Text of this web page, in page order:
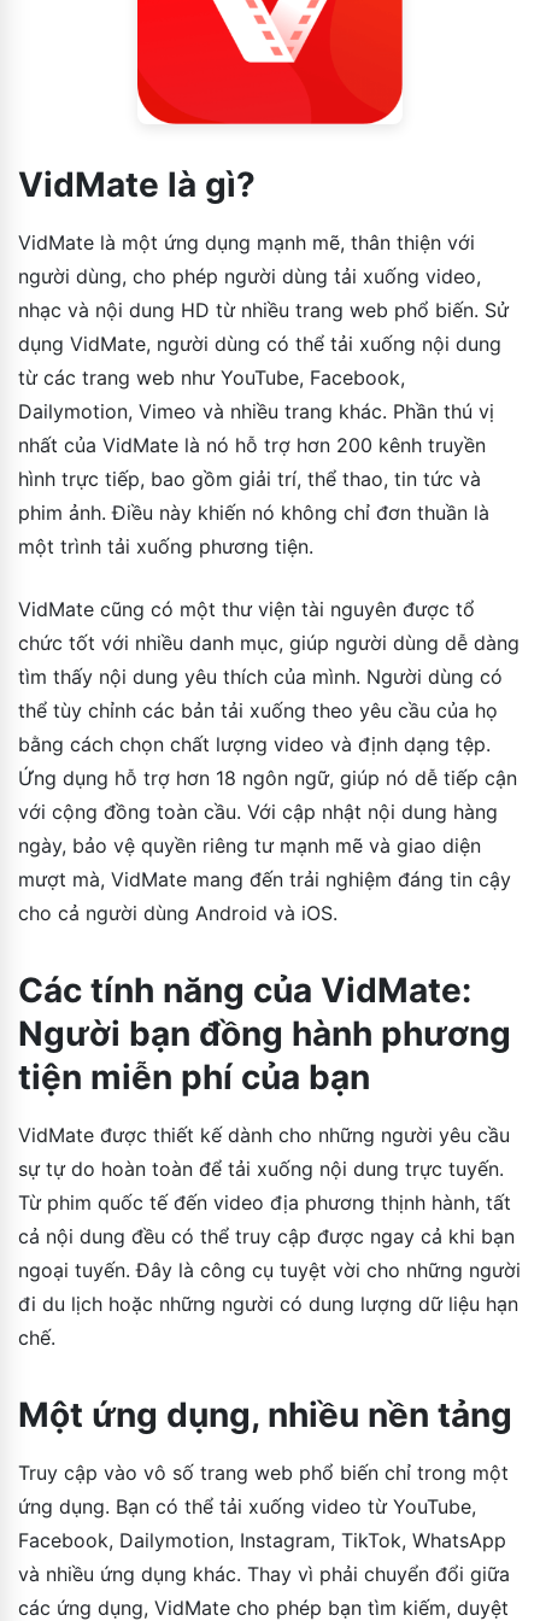
VidMate là gì?
VidMate là một ứng dụng mạnh mẽ, thân thiện với
người dùng, cho phép người dùng tải xuống video,
nhạc và nội dung HD từ nhiều trang web phổ biến. Sử
dụng VidMate, người dùng có thể tải xuống nội dung
từ các trang web như YouTube, Facebook,
Dailymotion, Vimeo và nhiều trang khác. Phần thú vị
nhất của VidMate là nó hỗ trợ hơn 200 kênh truyền
hình trực tiếp, bao gồm giải trí, thể thao, tin tức và
phim ảnh. Điều này khiến nó không chỉ đơn thuần là
một trình tải xuống phương tiện.
VidMate cũng có một thư viện tài nguyên được tổ
chức tốt với nhiều danh mục, giúp người dùng dễ dàng
tìm thấy nội dung yêu thích của mình. Người dùng có
thể tùy chỉnh các bản tải xuống theo yêu cầu của họ
bằng cách chọn chất lượng video và định dạng tệp.
Ứng dụng hỗ trợ hơn 18 ngôn ngữ, giúp nó dễ tiếp cận
với cộng đồng toàn cầu. Với cập nhật nội dung hàng
ngày, bảo vệ quyền riêng tư mạnh mẽ và giao diện
mượt mà, VidMate mang đến trải nghiệm đáng tin cậy
cho cả người dùng Android và iOS.
Các tính năng của VidMate:
Người bạn đồng hành phương
tiện miễn phí của bạn
VidMate được thiết kế dành cho những người yêu cầu
sự tự do hoàn toàn để tải xuống nội dung trực tuyến.
Từ phim quốc tế đến video địa phương thịnh hành, tất
cả nội dung đều có thể truy cập được ngay cả khi bạn
ngoại tuyến. Đây là công cụ tuyệt vời cho những người
đi du lịch hoặc những người có dung lượng dữ liệu hạn
chế.
Một ứng dụng, nhiều nền tảng
Truy cập vào vô số trang web phổ biến chỉ trong một
ứng dụng. Bạn có thể tải xuống video từ YouTube,
Facebook, Dailymotion, Instagram, TikTok, WhatsApp
và nhiều ứng dụng khác. Thay vì phải chuyển đổi giữa
các ứng dụng, VidMate cho phép bạn tìm kiếm, duyệt